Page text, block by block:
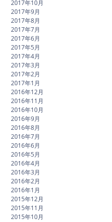
2017年10月
2017年9月
2017年8月
2017年7月
2017年6月
2017年5月
2017年4月
2017年3月
2017年2月
2017年1月
2016年12月
2016年11月
2016年10月
2016年9月
2016年8月
2016年7月
2016年6月
2016年5月
2016年4月
2016年3月
2016年2月
2016年1月
2015年12月
2015年11月
2015年10月